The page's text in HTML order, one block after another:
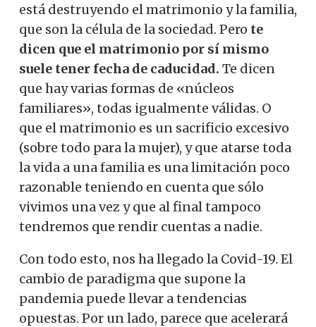
está destruyendo el matrimonio y la familia,
que son la célula de la sociedad. Pero te
dicen que el matrimonio por sí mismo
suele tener fecha de caducidad. Te dicen
que hay varias formas de «núcleos
familiares», todas igualmente válidas. O
que el matrimonio es un sacrificio excesivo
(sobre todo para la mujer), y que atarse toda
la vida a una familia es una limitación poco
razonable teniendo en cuenta que sólo
vivimos una vez y que al final tampoco
tendremos que rendir cuentas a nadie.
Con todo esto, nos ha llegado la Covid-19. El
cambio de paradigma que supone la
pandemia puede llevar a tendencias
opuestas. Por un lado, parece que acelerará